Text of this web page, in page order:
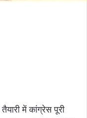
में कांग्रेस पूरी